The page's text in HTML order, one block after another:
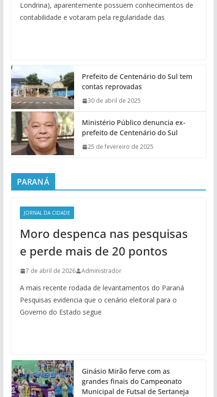
Londrina), aparentemente possuem conhecimentos de
contabilidade e votaram pela regularidade das
Prefeito de Centenário do Sul tem
contas reprovadas
30 de abril de 2025
Ministério Público denuncia ex-
prefeito de Centenário do Sul
25 de fevereiro de 2025
PARANÁ
JORNAL DA CIDADE
Moro despenca nas pesquisas
e perde mais de 20 pontos
7 de abril de 2026 Administrador
A mais recente rodada de levantamentos do Paraná
Pesquisas evidencia que o cenário eleitoral para o
Governo do Estado segue
Ginásio Mirão ferve com as
grandes finais do Campeonato
Municipal de Futsal de Sertaneja